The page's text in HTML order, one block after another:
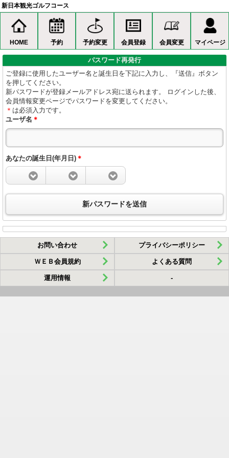
新日本観光ゴルフコース
HOME 予約 予約変更 会員登録 会員変更 マイページ
パスワード再発行
ご登録に使用したユーザー名と誕生日を下記に入力し、『送信』ボタン
を押してください。
新パスワードが登録メールアドレス宛に送られます。 ログインした後、
会員情報変更ページでパスワードを変更してください。
＊ は必須入力です。
ユーザ名 ＊
あなたの誕生日(年月日) ＊
新パスワードを送信
お問い合わせ プライバシーポリシー
ＷＥＢ会員規約 よくある質問
運用情報 -